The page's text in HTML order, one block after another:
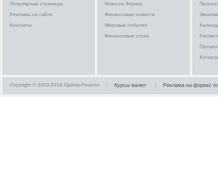
Популярные страницы
Реклама на сайте
Контакты
Новости Форекс
Финансовые новости
Мировые события
Финансовые слухи
Copyright © 2003-2018 Optima-Finance Курсы валют Реклама на форекс